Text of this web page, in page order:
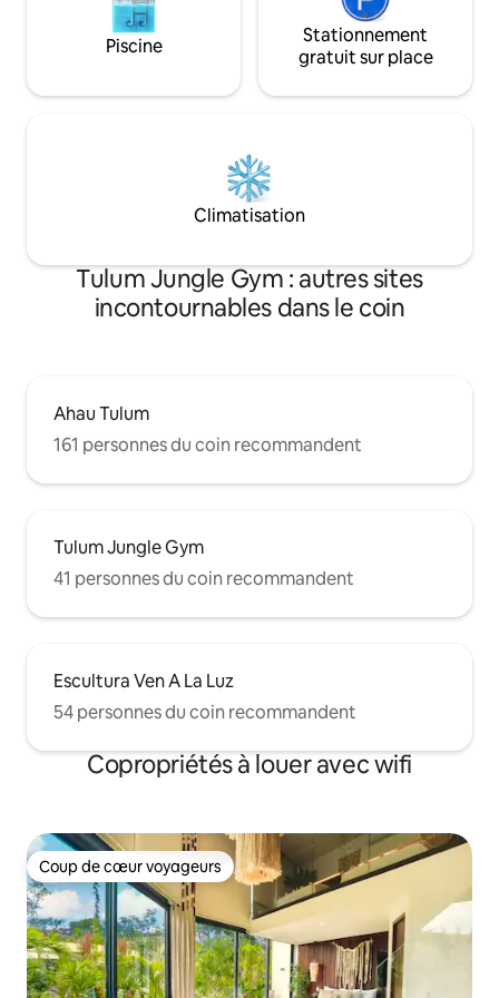
Piscine
Stationnement
gratuit sur place
Climatisation
Tulum Jungle Gym : autres sites
incontournables dans le coin
Ahau Tulum
161 personnes du coin recommandent
Tulum Jungle Gym
41 personnes du coin recommandent
Escultura Ven A La Luz
54 personnes du coin recommandent
Copropriétés à louer avec wifi
Coup de cœur voyageurs
Coup de cœur voyageurs